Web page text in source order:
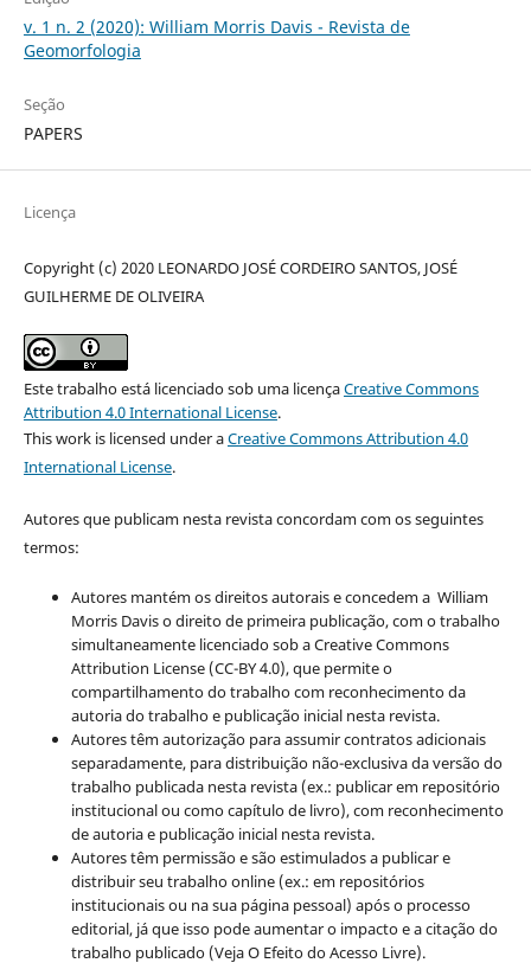
v. 1 n. 2 (2020): William Morris Davis - Revista de
Geomorfologia
Seção
PAPERS
Licença
Copyright (c) 2020 LEONARDO JOSÉ CORDEIRO SANTOS, JOSÉ
GUILHERME DE OLIVEIRA
Este trabalho está licenciado sob uma licençaCreative Commons
Attribution 4.0 International License.
This work is licensed under aCreative Commons Attribution 4.0
International License.
Autores que publicam nesta revista concordam com os seguintes
termos:
Autores mantém os direitos autorais e concedem a William
Morris Davis o direito de primeira publicação, com o trabalho
simultaneamente licenciado sob a Creative Commons
Attribution License (CC-BY 4.0), que permite o
compartilhamento do trabalho com reconhecimento da
autoria do trabalho e publicação inicial nesta revista.
Autores têm autorização para assumir contratos adicionais
separadamente, para distribuição não-exclusiva da versão do
trabalho publicada nesta revista (ex.: publicar em repositório
institucional ou como capítulo de livro), com reconhecimento
de autoria e publicação inicial nesta revista.
Autores têm permissão e são estimulados a publicar e
distribuir seu trabalho online (ex.: em repositórios
institucionais ou na sua página pessoal) após o processo
editorial, já que isso pode aumentar o impacto e a citação do
trabalho publicado (Veja O Efeito do Acesso Livre).